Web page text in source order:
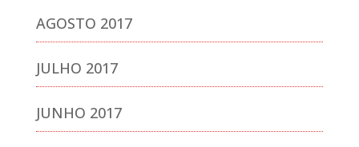
AGOSTO 2017
JULHO 2017
JUNHO 2017